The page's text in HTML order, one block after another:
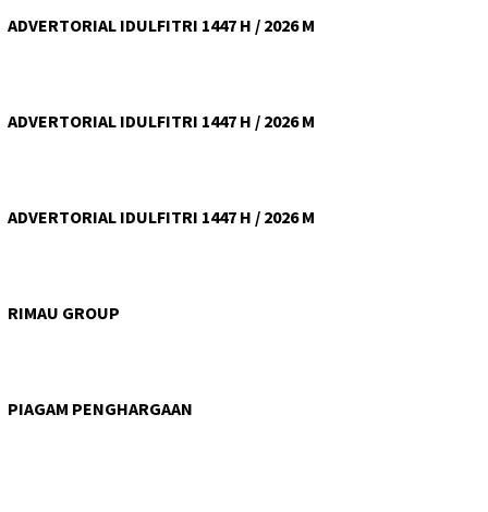
ADVERTORIAL IDULFITRI 1447 H / 2026 M
ADVERTORIAL IDULFITRI 1447 H / 2026 M
ADVERTORIAL IDULFITRI 1447 H / 2026 M
RIMAU GROUP
PIAGAM PENGHARGAAN